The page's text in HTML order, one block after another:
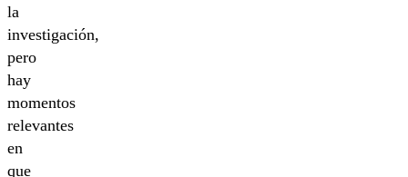
la
investigación,
pero
hay
momentos
relevantes
en
que